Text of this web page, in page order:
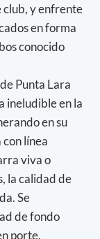
club, y enfrente
en forma
conocido
Punta Lara
ineludible en la
en su
línea
viva o
la calidad de
Se
de fondo
porte.